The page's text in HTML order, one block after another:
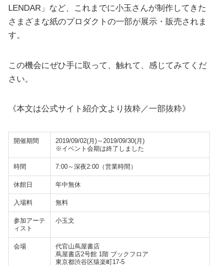
LENDAR」など、これまでに小玉さんが制作してきた
さまざまな紙のプロダクトの一部が展示・販売されま
す。
この機会にぜひ手に取って、触れて、感じてみてくだ
さい。
《本文は公式サイト紹介文より抜粋／一部抜粋》
開催期間
2019/09/02(月)～2019/09/30(月)
※イベント会期は終了しました
時間 7:00～深夜2:00（営業時間）
休館日 年中無休
入場料 無料
参加アーテ
ィスト
小玉文
会場
代官山蔦屋書店
蔦屋書店2号館 1階 ブックフロア
東京都渋谷区猿楽町17-5